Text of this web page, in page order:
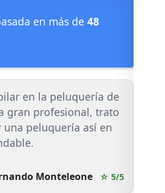
en más de48
en la peluquería de
gran profesional, trato
una peluquería así en
Monteleone ☆ 5/5